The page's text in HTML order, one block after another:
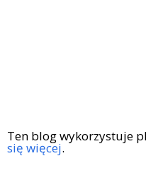
Ten blog wykorzystuje
się więcej.